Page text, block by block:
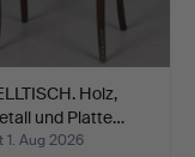
Holz,
und Platte…
1. Aug 2026